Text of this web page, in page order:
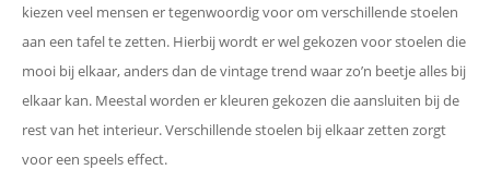
kiezen veel mensen er tegenwoordig voor om verschillende stoelen
aan een tafel te zetten. Hierbij wordt er wel gekozen voor stoelen die
mooi bij elkaar, anders dan de vintage trend waar zo’n beetje alles bij
elkaar kan. Meestal worden er kleuren gekozen die aansluiten bij de
rest van het interieur. Verschillende stoelen bij elkaar zetten zorgt
voor een speels effect.